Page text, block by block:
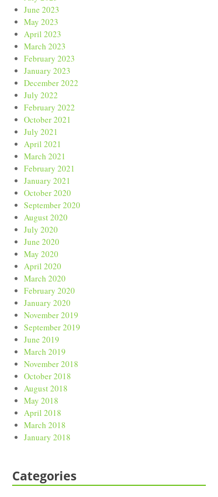
June 2023
May 2023
April 2023
March 2023
February 2023
January 2023
December 2022
July 2022
February 2022
October 2021
July 2021
April 2021
March 2021
February 2021
January 2021
October 2020
September 2020
August 2020
July 2020
June 2020
May 2020
April 2020
March 2020
February 2020
January 2020
November 2019
September 2019
June 2019
March 2019
November 2018
October 2018
August 2018
May 2018
April 2018
March 2018
January 2018
Categories